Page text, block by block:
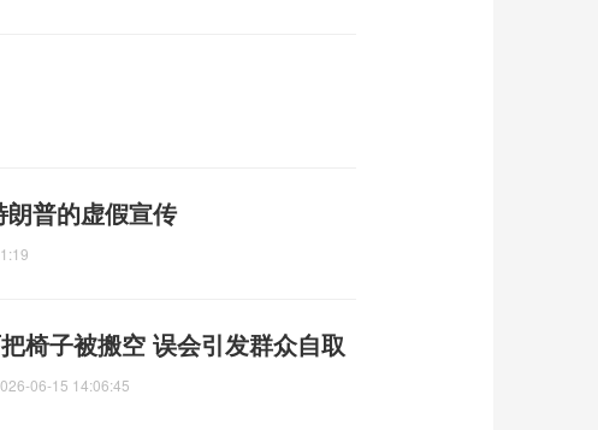
普的虚假宣传
椅子被搬空 误会引发群众自取
06-15 14:06:45